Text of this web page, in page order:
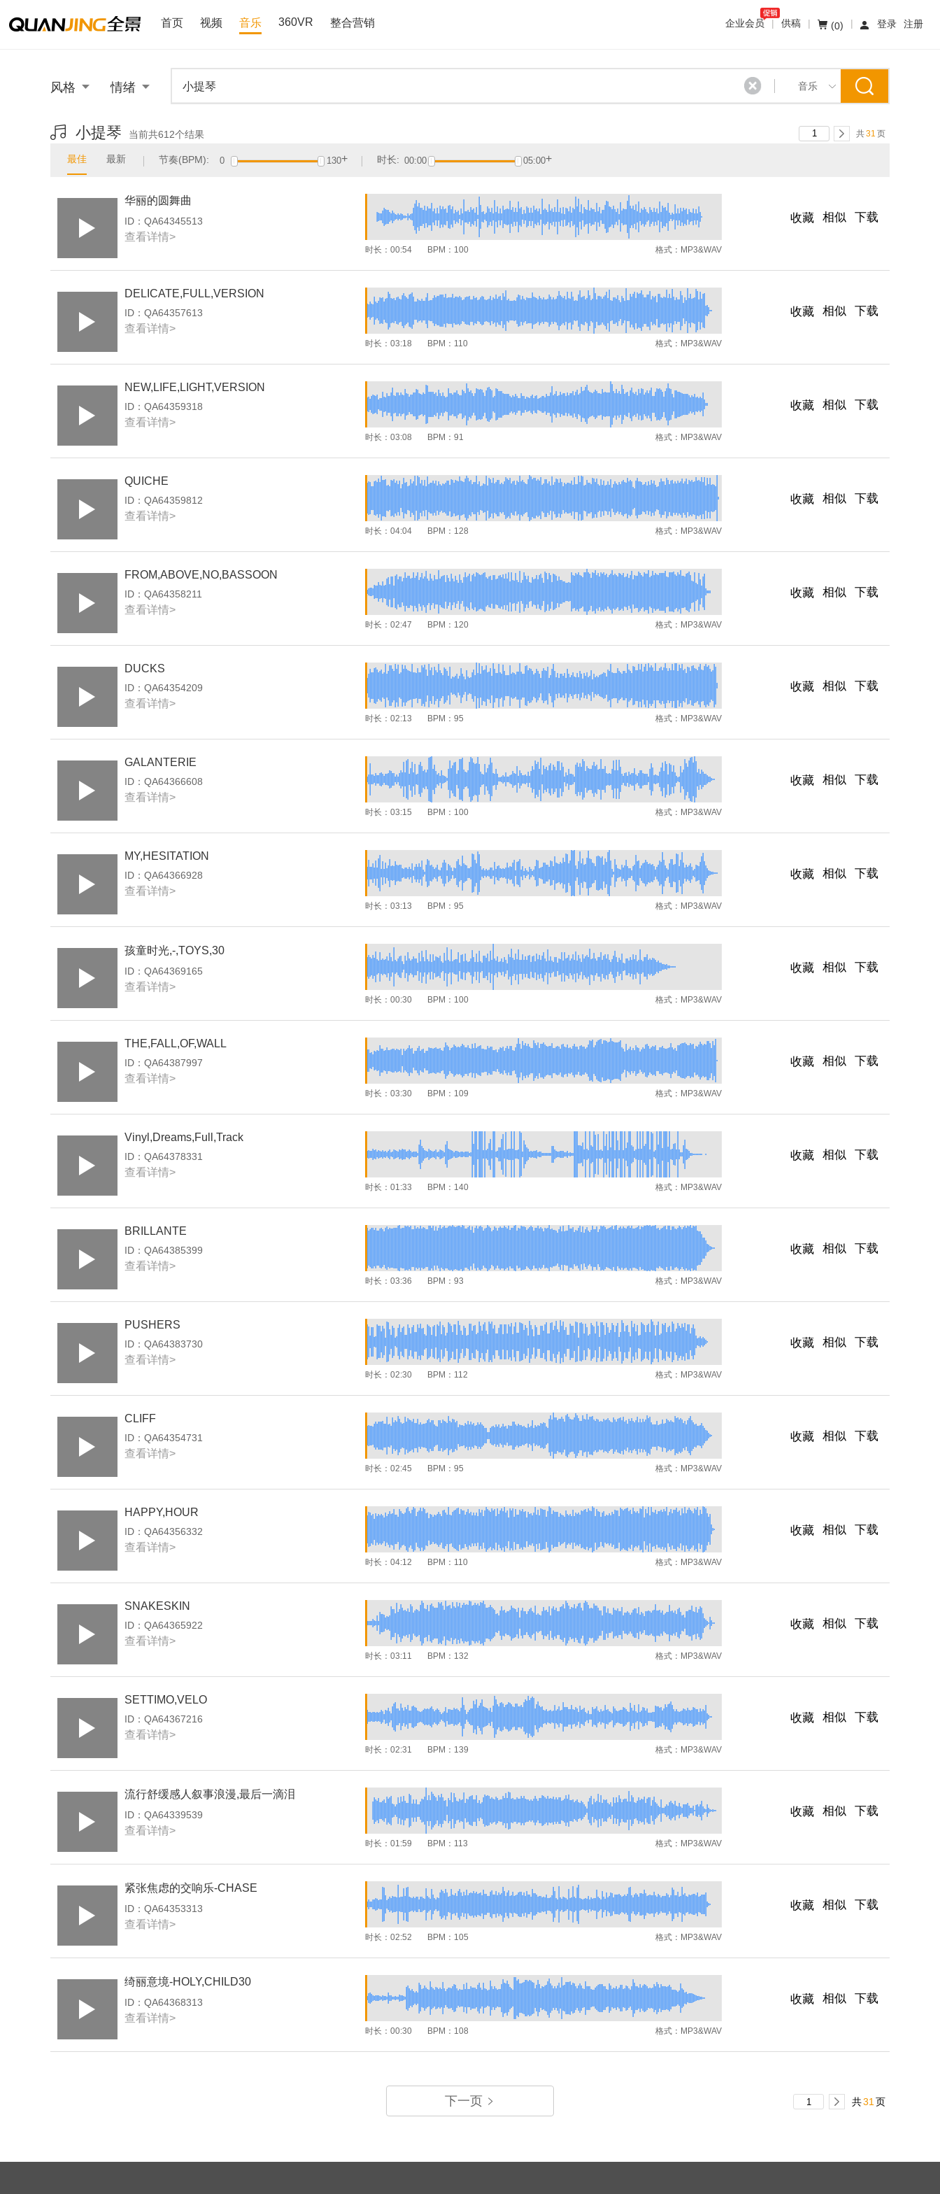
首页 视频 音乐 360VR 整合营销 企业会员 | 供稿 | (0) | 登录 注册
风格 情绪 音乐
小提琴 当前共612个结果 共31 页
最佳 最新 节奏(BPM): 0 130+ 时长: 00:00 05:00+
华丽的圆舞曲
ID： QA64345513
查看详情>
时长： 00:54 BPM： 100 格式： MP3&WAV
收藏 相似 下载
DELICATE,FULL,VERSION
ID： QA64357613
查看详情>
时长： 03:18 BPM： 110 格式： MP3&WAV
收藏 相似 下载
NEW,LIFE,LIGHT,VERSION
ID： QA64359318
查看详情>
时长： 03:08 BPM： 91 格式： MP3&WAV
收藏 相似 下载
QUICHE
ID： QA64359812
查看详情>
时长： 04:04 BPM： 128 格式： MP3&WAV
收藏 相似 下载
FROM,ABOVE,NO,BASSOON
ID： QA64358211
查看详情>
时长： 02:47 BPM： 120 格式： MP3&WAV
收藏 相似 下载
DUCKS
ID： QA64354209
查看详情>
时长： 02:13 BPM： 95 格式： MP3&WAV
收藏 相似 下载
GALANTERIE
ID： QA64366608
查看详情>
时长： 03:15 BPM： 100 格式： MP3&WAV
收藏 相似 下载
MY,HESITATION
ID： QA64366928
查看详情>
时长： 03:13 BPM： 95 格式： MP3&WAV
收藏 相似 下载
孩童时光,-,TOYS,30
ID： QA64369165
查看详情>
时长： 00:30 BPM： 100 格式： MP3&WAV
收藏 相似 下载
THE,FALL,OF,WALL
ID： QA64387997
查看详情>
时长： 03:30 BPM： 109 格式： MP3&WAV
收藏 相似 下载
Vinyl,Dreams,Full,Track
ID： QA64378331
查看详情>
时长： 01:33 BPM： 140 格式： MP3&WAV
收藏 相似 下载
BRILLANTE
ID： QA64385399
查看详情>
时长： 03:36 BPM： 93 格式： MP3&WAV
收藏 相似 下载
PUSHERS
ID： QA64383730
查看详情>
时长： 02:30 BPM： 112 格式： MP3&WAV
收藏 相似 下载
CLIFF
ID： QA64354731
查看详情>
时长： 02:45 BPM： 95 格式： MP3&WAV
收藏 相似 下载
HAPPY,HOUR
ID： QA64356332
查看详情>
时长： 04:12 BPM： 110 格式： MP3&WAV
收藏 相似 下载
SNAKESKIN
ID： QA64365922
查看详情>
时长： 03:11 BPM： 132 格式： MP3&WAV
收藏 相似 下载
SETTIMO,VELO
ID： QA64367216
查看详情>
时长： 02:31 BPM： 139 格式： MP3&WAV
收藏 相似 下载
流行舒缓感人叙事浪漫,最后一滴泪
ID： QA64339539
查看详情>
时长： 01:59 BPM： 113 格式： MP3&WAV
收藏 相似 下载
紧张焦虑的交响乐-CHASE
ID： QA64353313
查看详情>
时长： 02:52 BPM： 105 格式： MP3&WAV
收藏 相似 下载
绮丽意境-HOLY,CHILD30
ID： QA64368313
查看详情>
时长： 00:30 BPM： 108 格式： MP3&WAV
收藏 相似 下载
下一页 共31 页